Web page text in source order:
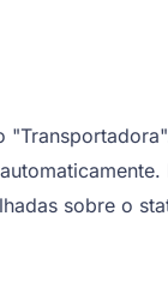
sobre o